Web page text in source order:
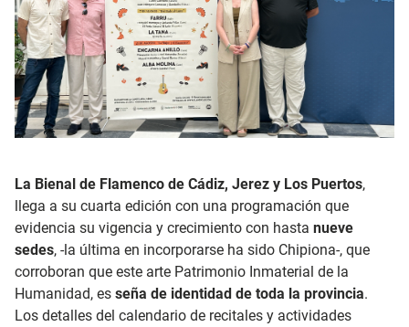
La Bienal de Flamenco de Cádiz, Jerez y Los Puertos,
llega a su cuarta edición con una programación que
evidencia su vigencia y crecimiento con hasta nueve
sedes, -la última en incorporarse ha sido Chipiona-, que
corroboran que este arte Patrimonio Inmaterial de la
Humanidad, es seña de identidad de toda la provincia.
Los detalles del calendario de recitales y actividades